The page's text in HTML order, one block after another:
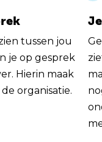
tussen jou
je op gesprek
Hierin maak
organisatie.